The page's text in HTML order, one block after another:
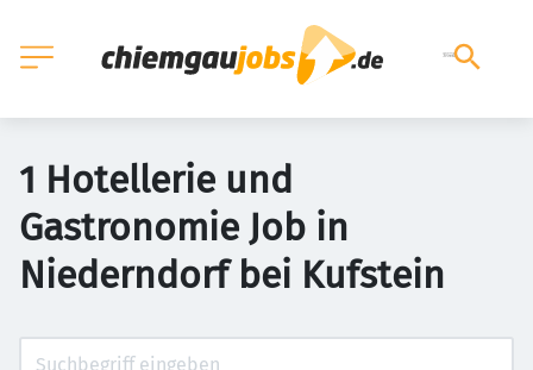
1 Hotellerie und
Gastronomie Job in
Niederndorf bei Kufstein